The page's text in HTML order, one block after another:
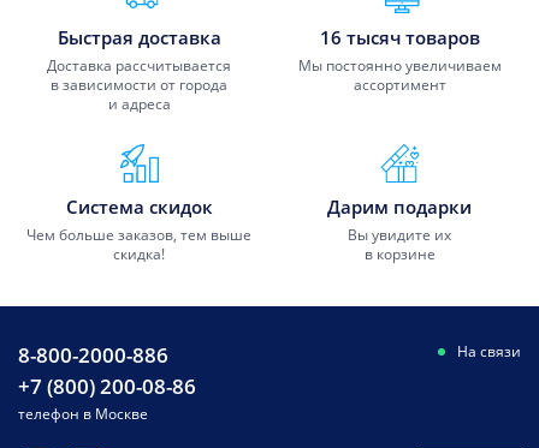
Быстрая доставка
Доставка рассчитывается
в зависимости от города
и адреса
16 тысяч товаров
Мы постоянно увеличиваем
ассортимент
Система скидок
Чем больше заказов, тем выше
скидка!
Дарим подарки
Вы увидите их
в корзине
8-800-2000-886
+7 (800) 200-08-86
телефон в Москве
На связи